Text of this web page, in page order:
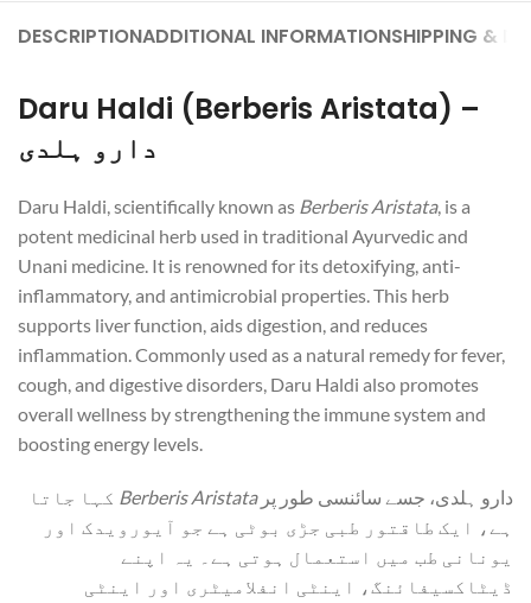
DESCRIPTIONADDITIONAL INFORMATIONSHIPPING &
Daru Haldi (Berberis Aristata) –
دارو ہلدی
Daru Haldi, scientifically known as Berberis Aristata, is a
potent medicinal herb used in traditional Ayurvedic and
Unani medicine. It is renowned for its detoxifying, anti-
inflammatory, and antimicrobial properties. This herb
supports liver function, aids digestion, and reduces
inflammation. Commonly used as a natural remedy for fever,
cough, and digestive disorders, Daru Haldi also promotes
overall wellness by strengthening the immune system and
boosting energy levels.
دارو ہلدی، جسے سائنسی طور پرBerberis Aristata کہا جاتا
ہے، ایک طاقتور طبی جڑی بوٹی ہے جو آیورویدک اور
یونانی طب میں استعمال ہوتی ہے۔ یہ اپنے
ڈیٹاکسیفائنگ، اینٹی انفلامیٹری اور اینٹی